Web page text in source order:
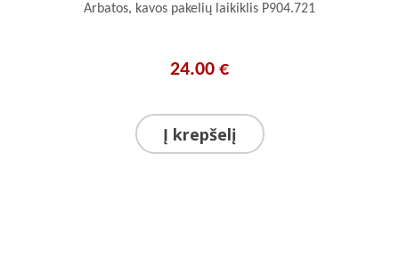
Arbatos, kavos pakelių laikiklis P904.721
24.00 €
Į krepšelį